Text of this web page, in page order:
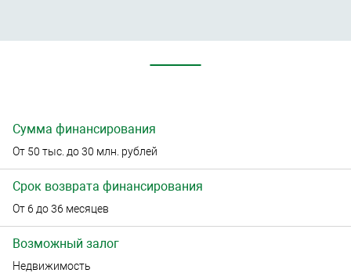
Сумма финансирования
От 50 тыс. до 30 млн. рублей
Срок возврата финансирования
От 6 до 36 месяцев
Возможный залог
Недвижимость